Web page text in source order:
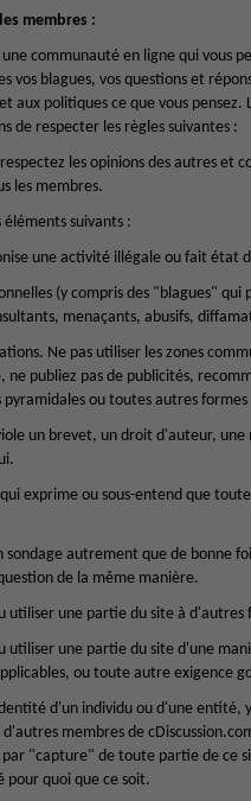
membres :
une communauté en ligne qui vous
vos blagues, vos questions et
aux politiques ce que vous
de respecter les règles suivantes :
les opinions des autres
les membres.
éléments suivants :
une activité illégale ou fait état
(y compris des "blagues"
menaçants, abusifs,
Ne pas utiliser les zones
ne publiez pas de publicités,
ou toutes autres
un brevet, un droit d'auteur,
exprime ou sous-entend que
sondage autrement que de bonne
de la même manière.
utiliser une partie du site à
utiliser une partie du site d'une
ou toute autre exigence
d'un individu ou d'une
d'autres membres de
"capture" de toute partie de ce
pour quoi que ce soit.